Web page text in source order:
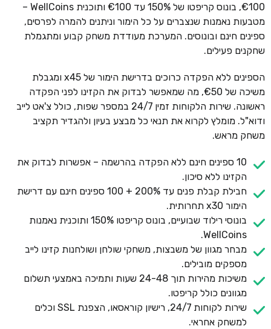
€100, בונוס קריפטו של 150% עד €100 ותוכנית WellCoins –
מטבעות נאמנות שנצברים על כל הימור וניתנים להמרה לפרסים,
ספינים חינם ובונוסים. המערכת מעודדת משחק קבוע ומתגמלת
שחקנים פעילים.
הספינים ללא הפקדה כרוכים בדרישת הימור של x45 ומגבלת
משיכה של €50, מה שמאפשר לבדוק את הקזינו לפני הפקדה
ראשונה. שירות הלקוחות זמין 24/7 במספר שפות, כולל צ'אט לייב
ודוא"ל. מומלץ לקרוא את תנאי כל מבצע בעיון ולהגדיר תקציב
משחק מראש.
10 ספינים חינם ללא הפקדה בהרשמה – אפשרות לבדוק את
הקזינו ללא סיכון.
חבילת קבלת פנים עד 200% + 100 ספינים חינם עם דרישת
הימור x30 תחרותית.
בונוסי רילוד שבועיים, בונוס קריפטו 150% ותוכנית נאמנות
WellCoins.
מבחר מגוון של משבצות, משחקי שולחן ושולחנות קזינו לייב
מספקים מובילים.
משיכות מהירות תוך 24-48 שעות ותמיכה באמצעי תשלום
מגוונים כולל קריפטו.
שירות לקוחות 24/7, רישיון קוראסאו, הצפנת SSL וכלים
למשחק אחראי.